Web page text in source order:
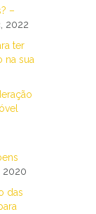
–
2022
ter
na sua
2020
das